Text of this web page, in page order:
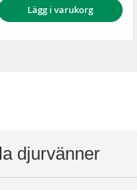
Lägg i varukorg
djurvänner